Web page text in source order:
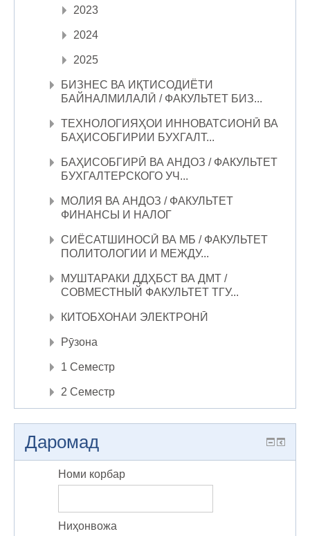
2023
2024
2025
БИЗНЕС ВА ИҚТИСОДИЁТИ
БАЙНАЛМИЛАЛӢ / ФАКУЛЬТЕТ БИЗ...
ТЕХНОЛОГИЯҲОИ ИННОВАТСИОНӢ ВА
БАҲИСОБГИРИИ БУХГАЛТ...
БАҲИСОБГИРӢ ВА АНДОЗ / ФАКУЛЬТЕТ
БУХГАЛТЕРСКОГО УЧ...
МОЛИЯ ВА АНДОЗ / ФАКУЛЬТЕТ
ФИНАНСЫ И НАЛОГ
СИЁСАТШИНОСӢ ВА МБ / ФАКУЛЬТЕТ
ПОЛИТОЛОГИИ И МЕЖДУ...
МУШТАРАКИ ДДҲБСТ ВА ДМТ /
СОВМЕСТНЫЙ ФАКУЛЬТЕТ ТГУ...
КИТОБХОНАИ ЭЛЕКТРОНӢ
Рӯзона
1 Семестр
2 Семестр
Даромад
Номи корбар
Ниҳонвожа